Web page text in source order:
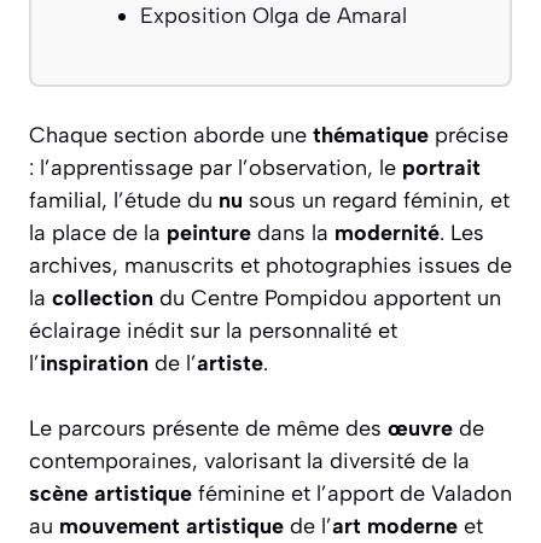
Exposition Olga de Amaral
Chaque section aborde une thématique précise
: l’apprentissage par l’observation, le portrait
familial, l’étude du nu sous un regard féminin, et
la place de la peinture dans la modernité. Les
archives, manuscrits et photographies issues de
la collection du Centre Pompidou apportent un
éclairage inédit sur la personnalité et
l’inspiration de l’artiste.
Le parcours présente de même des œuvre de
contemporaines, valorisant la diversité de la
scène artistique féminine et l’apport de Valadon
au mouvement artistique de l’art moderne et